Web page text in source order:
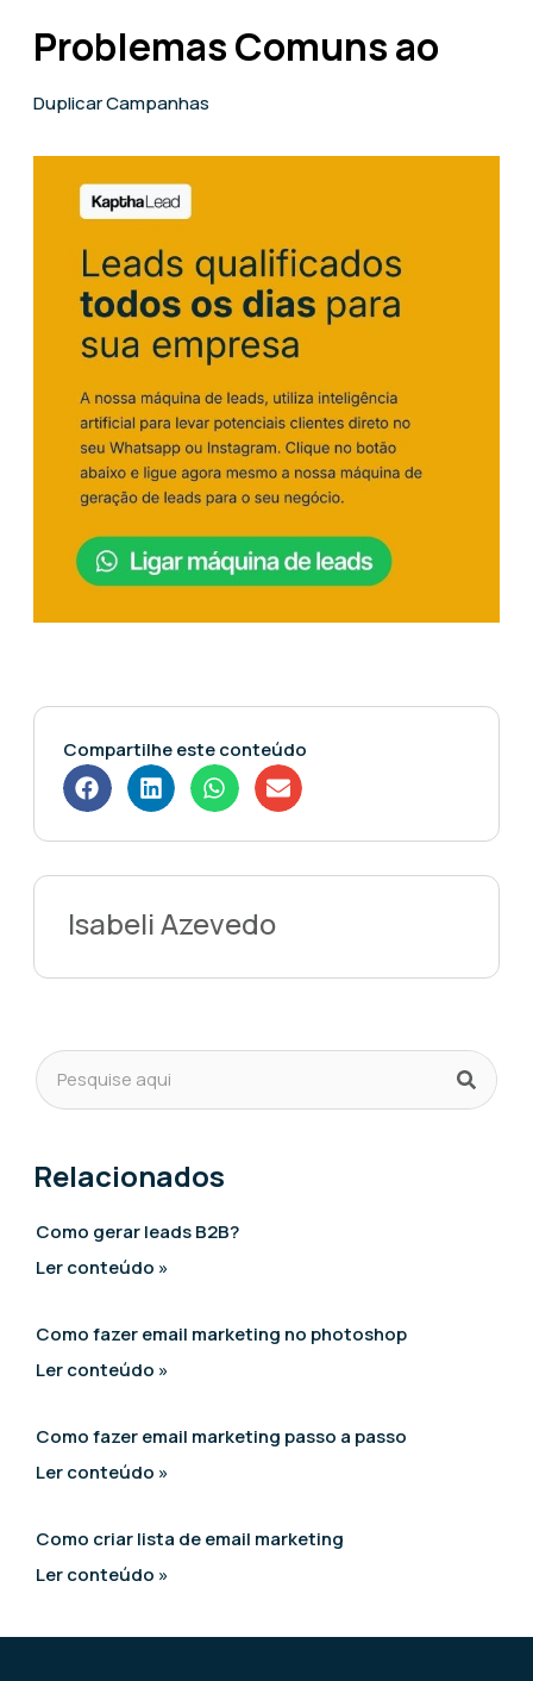
Problemas Comuns ao
Duplicar Campanhas
Compartilhe este conteúdo
Isabeli Azevedo
Relacionados
Como gerar leads B2B?
Ler conteúdo »
Como fazer email marketing no photoshop
Ler conteúdo »
Como fazer email marketing passo a passo
Ler conteúdo »
Como criar lista de email marketing
Ler conteúdo »